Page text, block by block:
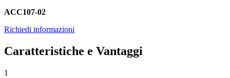
ACC107-02
Richiedi informazioni
Caratteristiche e Vantaggi
1